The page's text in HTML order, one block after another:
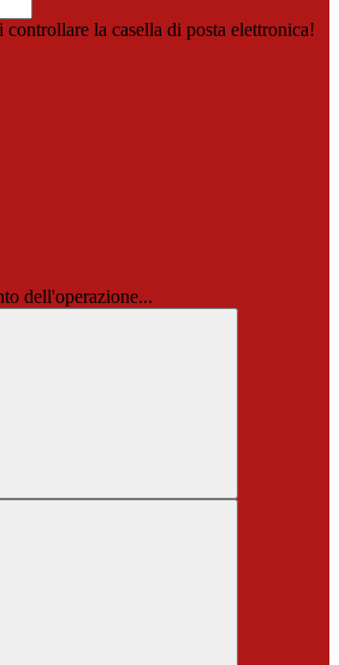
la casella di posta elettronica!
dell'operazione...